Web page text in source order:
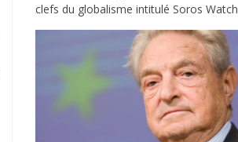
clefs du globalisme intitulé Soros Watch